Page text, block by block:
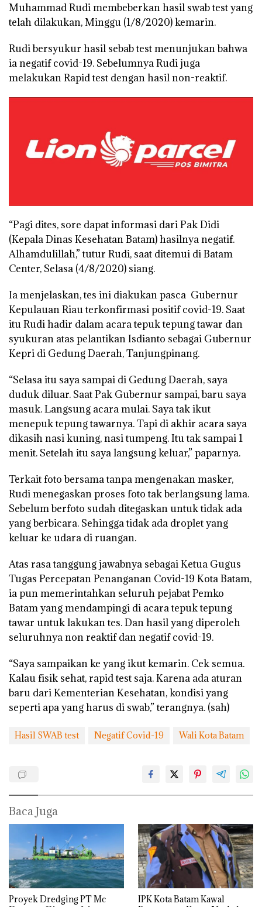
Muhammad Rudi membeberkan hasil swab test yang
telah dilakukan, Minggu (1/8/2020) kemarin.
Rudi bersyukur hasil sebab test menunjukan bahwa
ia negatif covid-19. Sebelumnya Rudi juga
melakukan Rapid test dengan hasil non-reaktif.
“Pagi dites, sore dapat informasi dari Pak Didi
(Kepala Dinas Kesehatan Batam) hasilnya negatif.
Alhamdulillah,” tutur Rudi, saat ditemui di Batam
Center, Selasa (4/8/2020) siang.
Ia menjelaskan, tes ini diakukan pasca Gubernur
Kepulauan Riau terkonfirmasi positif covid-19. Saat
itu Rudi hadir dalam acara tepuk tepung tawar dan
syukuran atas pelantikan Isdianto sebagai Gubernur
Kepri di Gedung Daerah, Tanjungpinang.
“Selasa itu saya sampai di Gedung Daerah, saya
duduk diluar. Saat Pak Gubernur sampai, baru saya
masuk. Langsung acara mulai. Saya tak ikut
menepuk tepung tawarnya. Tapi di akhir acara saya
dikasih nasi kuning, nasi tumpeng. Itu tak sampai 1
menit. Setelah itu saya langsung keluar,” paparnya.
Terkait foto bersama tanpa mengenakan masker,
Rudi menegaskan proses foto tak berlangsung lama.
Sebelum berfoto sudah ditegaskan untuk tidak ada
yang berbicara. Sehingga tidak ada droplet yang
keluar ke udara di ruangan.
Atas rasa tanggung jawabnya sebagai Ketua Gugus
Tugas Percepatan Penanganan Covid-19 Kota Batam,
ia pun memerintahkan seluruh pejabat Pemko
Batam yang mendampingi di acara tepuk tepung
tawar untuk lakukan tes. Dan hasil yang diperoleh
seluruhnya non reaktif dan negatif covid-19.
“Saya sampaikan ke yang ikut kemarin. Cek semua.
Kalau fisik sehat, rapid test saja. Karena ada aturan
baru dari Kementerian Kesehatan, kondisi yang
seperti apa yang harus di swab,” terangnya. (sah)
Hasil SWAB test Negatif Covid-19 Wali Kota Batam
Baca Juga
Proyek Dredging PT Mc
IPK Kota Batam Kawal